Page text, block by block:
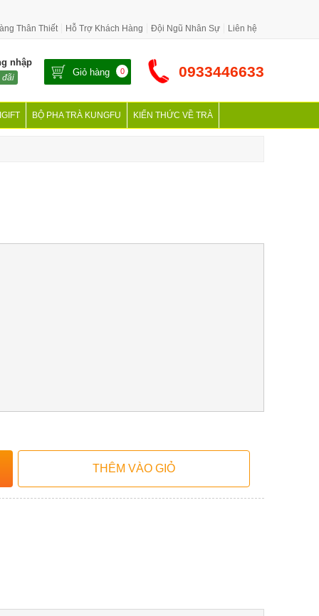
Thân Thiết Hỗ Trợ Khách Hàng Đội Ngũ Nhân Sự Liên hệ
nhập
đãi Giỏ hàng 0 0933446633
BỘ PHA TRÀ KUNGFU KIẾN THỨC VỀ TRÀ